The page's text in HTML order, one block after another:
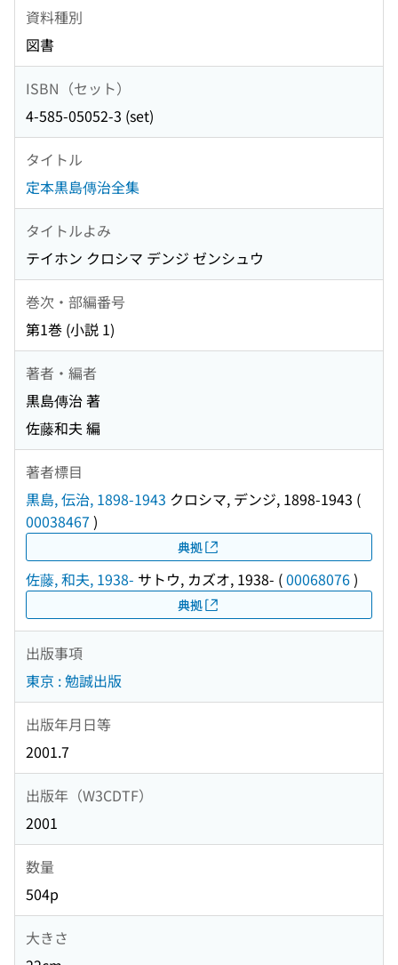
資料種別
図書
ISBN（セット）
4-585-05052-3 (set)
タイトル
定本黒島傳治全集
タイトルよみ
テイホン クロシマ デンジ ゼンシュウ
巻次・部編番号
第1巻 (小説 1)
著者・編者
黒島傳治 著
佐藤和夫 編
著者標目
黒島, 伝治, 1898-1943 クロシマ, デンジ, 1898-1943 (
00038467 )
典拠
佐藤, 和夫, 1938- サトウ, カズオ, 1938- (00068076)
典拠
出版事項
東京 : 勉誠出版
出版年月日等
2001.7
出版年（W3CDTF）
2001
数量
504p
大きさ